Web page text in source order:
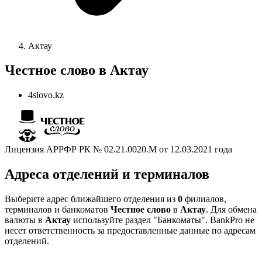
Актау
Честное слово в Актау
4slovo.kz
Лицензия АРРФР РК № 02.21.0020.М от 12.03.2021 года
Адреса отделений и терминалов
Выберите адрес ближайшего отделения из 0 филиалов,
терминалов и банкоматов Честное слово в Актау. Для обмена
валюты в Актау используйте раздел "Банкоматы". BankPro не
несет ответственность за предоставленные данные по адресам
отделений.